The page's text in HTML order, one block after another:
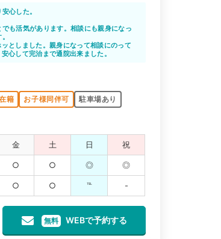
心した。
も活気があります。相談にも親身になっ
としました。親身になって相談にのって
心して完治まで通院出来ました。
籍 お子様同伴可
駐車場あり
金 土 日 祝
○ ○ ◎ ◎
○ ○ ℡ -
無料 WEBで予約する